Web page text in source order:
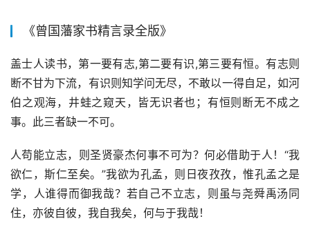
《曾国藩家书精言录全版》
盖士人读书，第一要有志,第二要有识,第三要有恒。有志则
断不甘为下流，有识则知学问无尽，不敢以一得自足，如河
伯之观海，井蛙之窥天，皆无识者也；有恒则断无不成之
事。此三者缺一不可。
人苟能立志，则圣贤豪杰何事不可为？何必借助于人！“我
欲仁，斯仁至矣。”我欲为孔孟，则日夜孜孜，惟孔孟之是
学，人谁得而御我哉？若自己不立志，则虽与尧舜禹汤同
住，亦彼自彼，我自我矣，何与于我哉！